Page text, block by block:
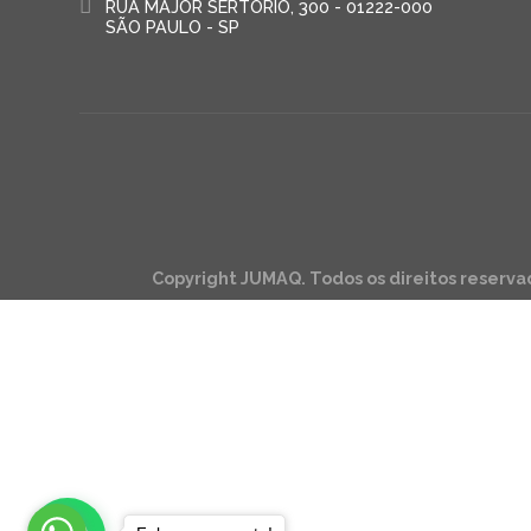
RUA MAJOR SERTÓRIO, 300 - 01222-000
SÃO PAULO - SP
Copyright JUMAQ. Todos os direitos